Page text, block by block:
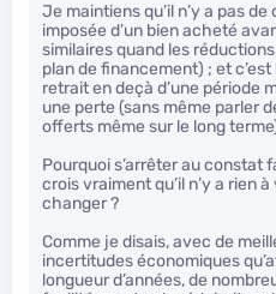
Je maintiens qu’il n’y a pas
imposée d’un bien acheté
similaires quand les
plan de financement) ; et
retrait en deçà d’une période
une perte (sans même parler
offerts même sur le long
Pourquoi s’arrêter au constat
crois vraiment qu’il n’y a rien
changer ?
Comme je disais, avec de
incertitudes économiques
longueur d’années, de